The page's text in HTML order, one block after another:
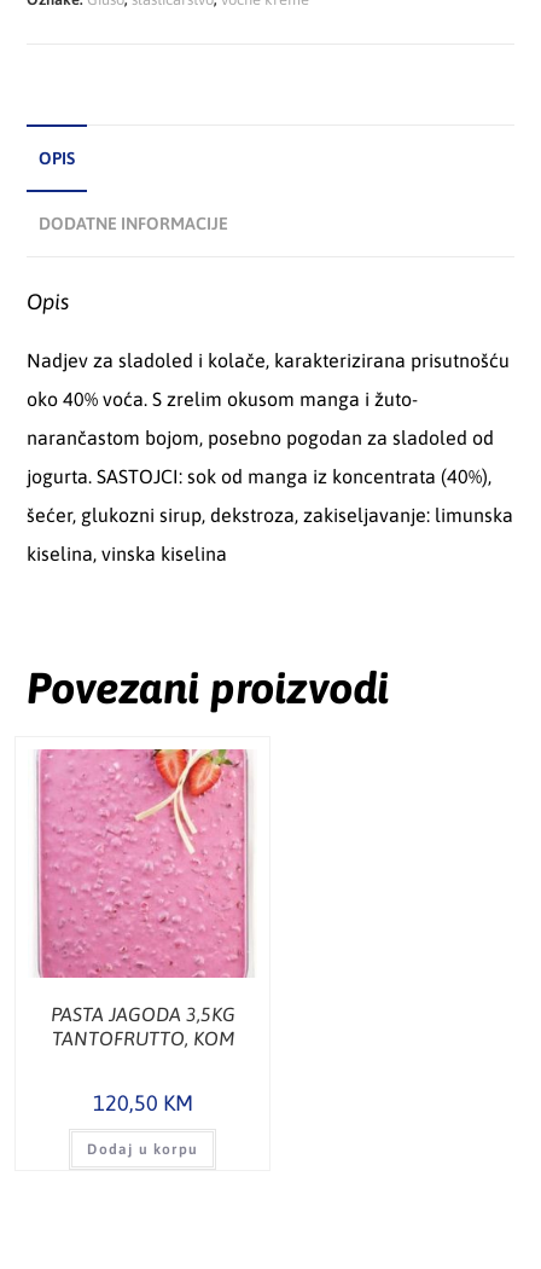
OPIS
DODATNE INFORMACIJE
Opis
Nadjev za sladoled i kolače, karakterizirana prisutnošću
oko 40% voća. S zrelim okusom manga i žuto-
narančastom bojom, posebno pogodan za sladoled od
jogurta. SASTOJCI: sok od manga iz koncentrata (40%),
šećer, glukozni sirup, dekstroza, zakiseljavanje: limunska
kiselina, vinska kiselina
Povezani proizvodi
PASTA JAGODA 3,5KG
TANTOFRUTTO, KOM
120,50 KM
Dodaj u korpu